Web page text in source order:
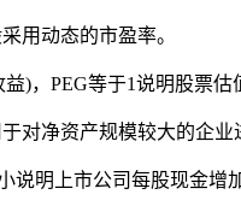
用动态的市盈率。
)，PEG等于1说明股票
对净资产规模较大的企业
说明上市公司每股现金